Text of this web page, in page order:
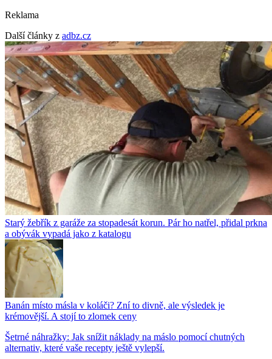
Reklama
Další články z adbz.cz
Starý žebřík z garáže za stopadesát korun. Pár ho natřel, přidal prkna
a obývák vypadá jako z katalogu
Banán místo másla v koláči? Zní to divně, ale výsledek je
krémovější. A stojí to zlomek ceny
Šetrné náhražky: Jak snížit náklady na máslo pomocí chutných
alternativ, které vaše recepty ještě vylepší.